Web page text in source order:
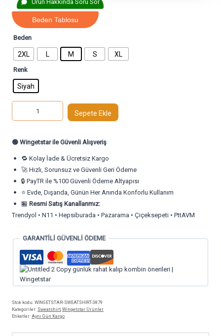
5.00 puan aldı
Ürün Hakkında Soru Sor
Beden Tablosu
Beden
2XL L M S XL
Renk
Siyah
Sepete Ekle
🟢 Wingetstar ile Güvenli Alışveriş
🔁 Kolay İade & Ücretsiz Kargo
🚀 Hızlı, Sorunsuz ve Güvenli Geri Ödeme
🔒 PayTR ile %100 Güvenli Ödeme Altyapısı
⭐ Evde, Dışarıda, Günün Her Anında Konforlu Kullanım
🏪 Resmi Satış Kanallarımız:
Trendyol • N11 • Hepsiburada • Pazarama • Çiçeksepeti • PttAVM
GARANTİLİ GÜVENLİ ÖDEME
Stok kodu: WİNGETSTAR-SWEATSHİRT-3879
Kategoriler: Sweatshirt, Wingetstar Ürünler
Etiketler: Aynı Gün Kargo